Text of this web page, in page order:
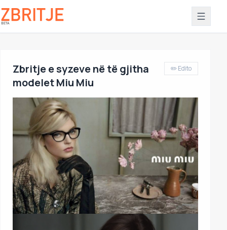
Zbritje e syzeve në të gjitha
modelet Miu Miu
✏️ Edito